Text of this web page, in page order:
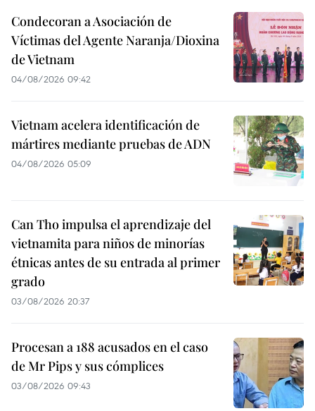
Condecoran a Asociación de
Víctimas del Agente Naranja/Dioxina
de Vietnam
04/08/2026 09:42
Vietnam acelera identificación de
mártires mediante pruebas de ADN
04/08/2026 05:09
Can Tho impulsa el aprendizaje del
vietnamita para niños de minorías
étnicas antes de su entrada al primer
grado
03/08/2026 20:37
Procesan a 188 acusados en el caso
de Mr Pips y sus cómplices
03/08/2026 09:43